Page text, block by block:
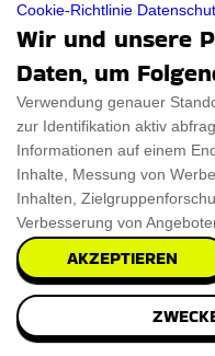
Cookie-Richtlinie
Wir und unsere
Daten, um
Verwendung genauer
zur Identifikation aktiv
Informationen auf einem
Inhalte, Messung von
Inhalten,
Verbesserung von
AKZEPTIEREN